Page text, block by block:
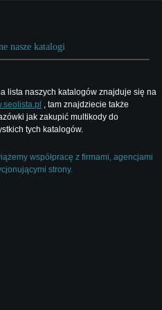
nasze katalogi
lista naszych katalogów znajduje się na
, tam znajdziecie także
jak zakupić multikody do
tych katalogów.
współpracę z firmami, agencjami
strony.